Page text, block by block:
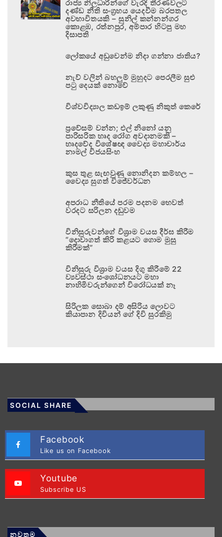
රාජ්‍ය නිලධාරීන්ගේ වැරදි තීරණවලට
දණ්ඩ නීති සංග්‍රහය යෙදවීම බරපතල
අවභාවිතයකි – සුනිල් කන්නන්ගර
කොළඹ, රත්නපුර, අම්පාර හිටපු මහ
දිසාපති
ලෝකයේ අඩුවෙන්ම නිදා ගන්නා ජාතිය?
නැව් වලින් බහලුම් මුහුදට පෙරලීම සුළු
පටු දෙයක් නොවේ
විශ්වවිද්‍යාල කඩඉම් ලකුණු නිකුත් කෙරේ
ප්‍රවේසම් වන්න; එල් නිනෝ යනු
පාරිසරික හෘද රෝග අවදානමකි –
හෘදවේද විශේෂඥ වෛද්‍ය මහාචාර්ය
නාමල් විජයසිංහ
කුස තුළ සැඟවුණු නොනිදන කම්හල –
වෛද්‍ය සුගත් විජේවර්ධන
අපරාධ නීතියේ පරම පදනම හෙවත්
වරදට සරිලන දඬුවම
විනිසුරුවන්ගේ විශ්‍රාම වයස දීර්ඝ කිරීම
“දොවාගත් කිරි කළයට ගොම මුසු
කිරීමක්”
විනිසුරු විශ්‍රාම වයස දිගු කිරීමේ 22
ව්‍යවස්ථා සංශෝධනයට මහා
නාහිමිවරුන්ගෙන් විරෝධයක් නෑ
සිරිලක සොබා දම් අසිරිය ලොවට
කියාපාන දිවියන් ගේ දිවි සුරකිමු
SOCIAL SHARE
Facebook
Like us on Facebook
Youtube
Subscribe US
නවතම